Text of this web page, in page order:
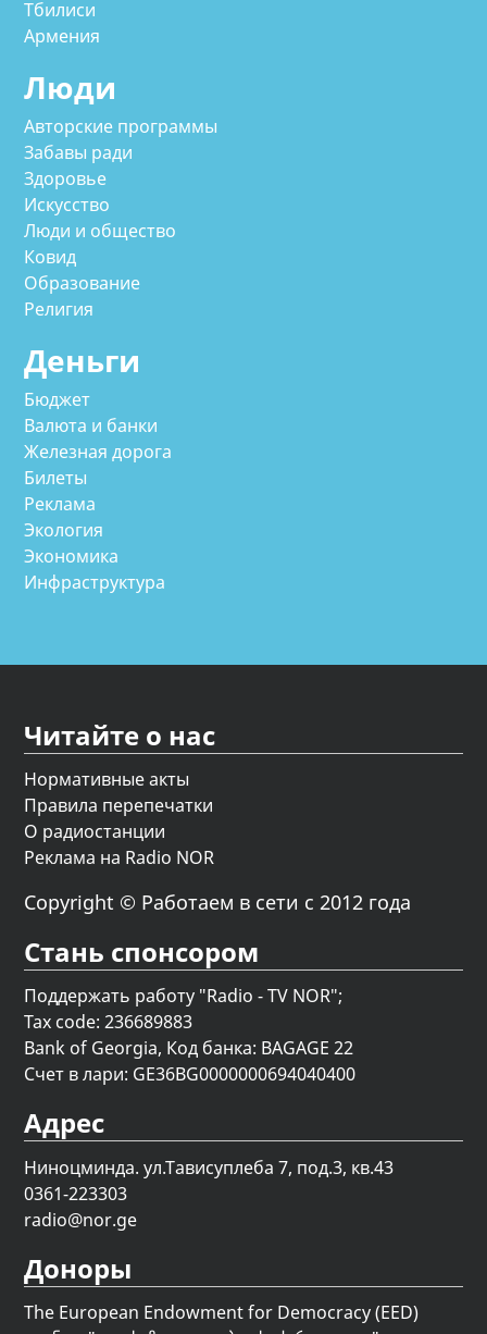
Тбилиси
Армения
Люди
Авторские программы
Забавы ради
Здоровье
Искусство
Люди и общество
Ковид
Образование
Религия
Деньги
Бюджет
Валюта и банки
Железная дорога
Билеты
Реклама
Экология
Экономика
Инфраструктура
Читайте о нас
Нормативные акты
Правила перепечатки
О радиостанции
Реклама на Radio NOR
Copyright © Работаем в сети с 2012 года
Стань спонсором
Поддержать работу "Radio - TV NOR";
Tax code: 236689883
Bank of Georgia, Код банка: BAGAGE 22
Счет в лари: GE36BG0000000694040400
Адрес
Ниноцминда. ул.Тависуплеба 7, под.3, кв.43
0361-223303
radio@nor.ge
Доноры
The European Endowment for Democracy (EED)